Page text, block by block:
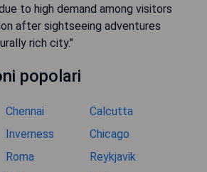
to high demand among visitors
after sightseeing adventures
rich city."
popolari
Chennai
Calcutta
Inverness
Chicago
Roma
Reykjavik